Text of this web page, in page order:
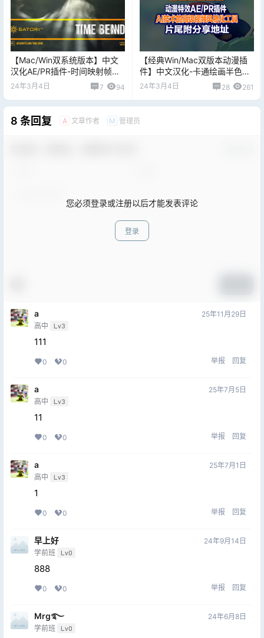
【Mac/Win双系统版本】中文
汉化AE/PR插件-时间映射帧混
合紊乱扭曲视觉特效Time
24年3月4日 7 94
【经典Win/Mac双版本动漫插
件】中文汉化-卡通绘画半色调
动漫风格化特效AE/PR插件
24年3月4日 28 261
8 条回复 A 文章作者 M 管理员
您必须登录或注册以后才能发表评论
登录
a
高中 Lv3
25年11月29日
111
0 0 举报 回复
a
高中 Lv3
25年7月5日
11
0 0 举报 回复
a
高中 Lv3
25年7月1日
1
0 0 举报 回复
早上好
学前班 Lv0
24年9月14日
888
0 0 举报 回复
Mrg࿐
学前班 Lv0
24年6月8日